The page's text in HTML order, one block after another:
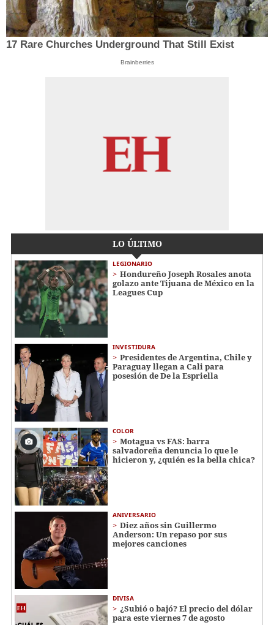
17 Rare Churches Underground That Still Exist
Brainberries
LO ÚLTIMO
LEGIONARIO
Hondureño Joseph Rosales anota
golazo ante Tijuana de México en la
Leagues Cup
INVESTIDURA
Presidentes de Argentina, Chile y
Paraguay llegan a Cali para
posesión de De la Espriella
COLOR
Motagua vs FAS: barra
salvadoreña denuncia lo que le
hicieron y, ¿quién es la bella chica?
ANIVERSARIO
Diez años sin Guillermo
Anderson: Un repaso por sus
mejores canciones
DIVISA
¿Subió o bajó? El precio del dólar
para este viernes 7 de agosto